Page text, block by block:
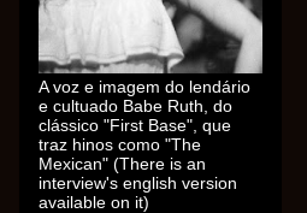
A voz e imagem do lendário
e cultuado Babe Ruth, do
clássico "First Base", que
traz hinos como "The
Mexican" (There is an
interview's english version
available on it)